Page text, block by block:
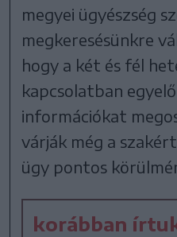
megyei ügyészség
megkeresésünkre
hogy a két és fél
kapcsolatban
információkat
várják még a
ügy pontos
korábban